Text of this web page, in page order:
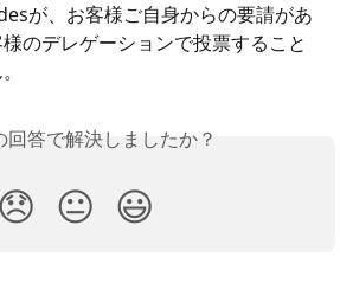
が、お客様ご自身からの要請があ
のデレゲーションで投票すること
回答で解決しましたか？
😞 😐 😃